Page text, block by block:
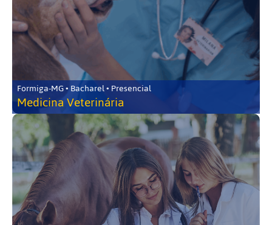
Formiga-MG • Bacharel • Presencial
Medicina Veterinária